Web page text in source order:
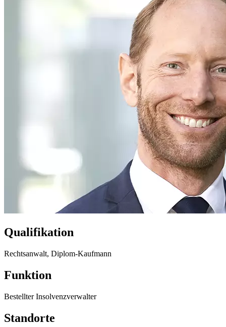
Qualifikation
Rechtsanwalt, Diplom-Kaufmann
Funktion
Bestellter Insolvenzverwalter
Standorte